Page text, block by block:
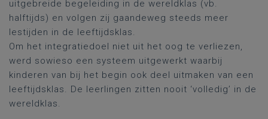
uitgebreide begeleiding in de wereldklas (vb.
halftijds) en volgen zij gaandeweg steeds meer
lestijden in de leeftijdsklas.
Om het integratiedoel niet uit het oog te verliezen,
werd sowieso een systeem uitgewerkt waarbij
kinderen van bij het begin ook deel uitmaken van een
leeftijdsklas. De leerlingen zitten nooit ‘volledig’ in de
wereldklas.